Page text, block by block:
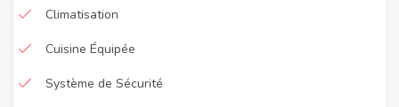
Climatisation
Cuisine Équipée
Système de Sécurité